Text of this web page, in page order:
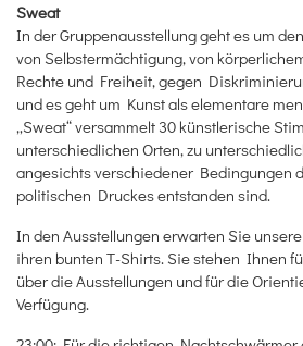
Sweat
In der Gruppenausstellung geht es um
von Selbstermächtigung, von
Rechte und Freiheit, gegen
und es geht um Kunst als elementare
„Sweat“ versammelt 30 künstlerische
unterschiedlichen Orten, zu
angesichts verschiedener Bedingungen
politischen Druckes entstanden sind.
In den Ausstellungen erwarten Sie
ihren bunten T-Shirts. Sie stehen Ihnen
über die Ausstellungen und für die
Verfügung.